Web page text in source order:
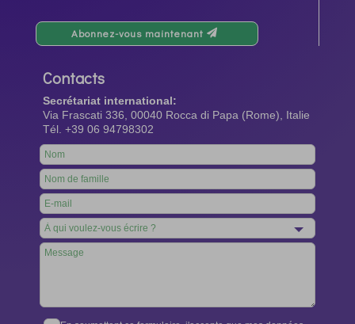
Abonnez-vous maintenant
Contacts
Secrétariat international:
Via Frascati 336, 00040 Rocca di Papa (Rome), Italie
Tél. +39 06 94798302
Leave
this
field
blank